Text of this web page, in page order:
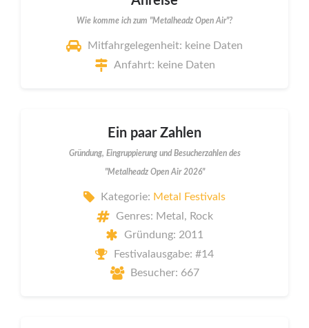
Wie komme ich zum "Metalheadz Open Air"?
Mitfahrgelegenheit: keine Daten
Anfahrt: keine Daten
Ein paar Zahlen
Gründung, Eingruppierung und Besucherzahlen des
"Metalheadz Open Air 2026"
Kategorie: Metal Festivals
Genres: Metal, Rock
Gründung: 2011
Festivalausgabe: #14
Besucher: 667